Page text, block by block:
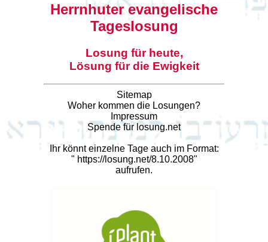
Herrnhuter evangelische
Tageslosung
Losung für heute,
Lösung für die Ewigkeit
Sitemap
Woher kommen die Losungen?
Impressum
Spende für losung.net
Ihr könnt einzelne Tage auch im Format:
" https://losung.net/8.10.2008"
aufrufen.